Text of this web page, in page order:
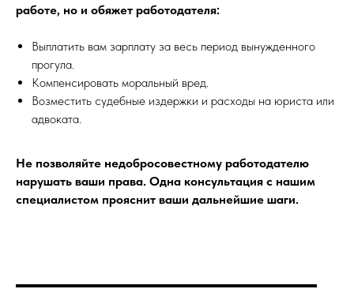
работе, но и обяжет работодателя:
Выплатить вам зарплату за весь период вынужденного
прогула.
Компенсировать моральный вред.
Возместить судебные издержки и расходы на юриста или
адвоката.
Не позволяйте недобросовестному работодателю
нарушать ваши права. Одна консультация с нашим
специалистом прояснит ваши дальнейшие шаги.